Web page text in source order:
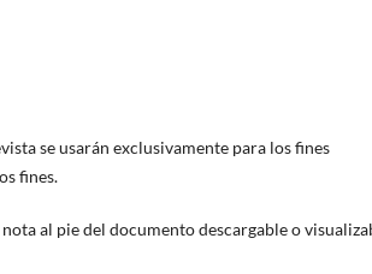
se usarán exclusivamente para los fines
fines.
al pie del documento descargable o